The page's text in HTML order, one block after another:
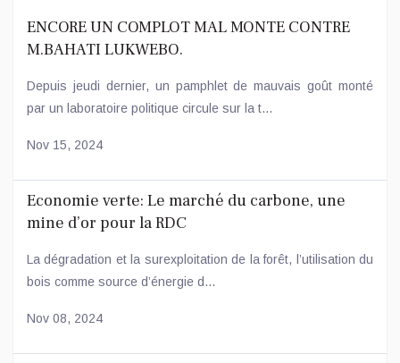
ENCORE UN COMPLOT MAL MONTE CONTRE
M.BAHATI LUKWEBO.
Depuis jeudi dernier, un pamphlet de mauvais goût monté
par un laboratoire politique circule sur la t...
Nov 15, 2024
Economie verte: Le marché du carbone, une
mine d’or pour la RDC
La dégradation et la surexploitation de la forêt, l’utilisation du
bois comme source d’énergie d...
Nov 08, 2024